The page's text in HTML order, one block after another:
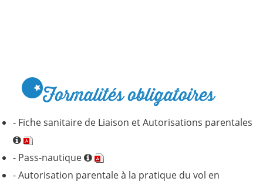
Formalités obligatoires
- Fiche sanitaire de Liaison et Autorisations parentales
- Pass-nautique
- Autorisation parentale à la pratique du vol en